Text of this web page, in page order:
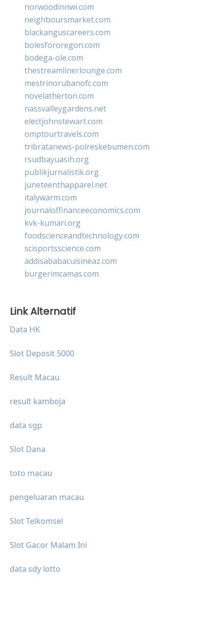
norwoodinnwi.com
neighboursmarket.com
blackanguscareers.com
bolesfororegon.com
bodega-ole.com
thestreamlinerlounge.com
mestrinorubanofc.com
novelatherton.com
nassvalleygardens.net
electjohnstewart.com
omptourtravels.com
tribratanews-polreskebumen.com
rsudbayuasih.org
publikjurnalistik.org
juneteenthapparel.net
italywarm.com
journaloffinanceeconomics.com
kvk-kumari.org
foodscienceandtechnology.com
scisportsscience.com
addisababacuisineaz.com
burgerimcamas.com
Link Alternatif
Data HK
Slot Deposit 5000
Result Macau
result kamboja
data sgp
Slot Dana
toto macau
pengeluaran macau
Slot Telkomsel
Slot Gacor Malam Ini
data sdy lotto